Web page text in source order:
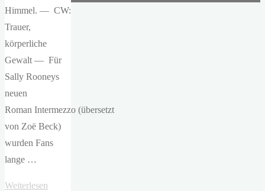
Himmel. — CW:
Trauer,
körperliche
Gewalt — Für
Sally Rooneys
neuen
Roman Intermezzo (übersetzt
von Zoë Beck)
wurden Fans
lange …
Weiterlesen